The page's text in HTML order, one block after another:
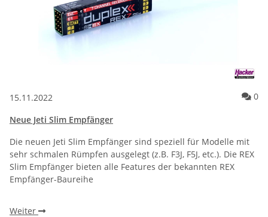
15.11.2022 0
Neue Jeti Slim Empfänger
Die neuen Jeti Slim Empfänger sind speziell für Modelle mit
sehr schmalen Rümpfen ausgelegt (z.B. F3J, F5J, etc.). Die REX
Slim Empfänger bieten alle Features der bekannten REX
Empfänger-Baureihe
Weiter